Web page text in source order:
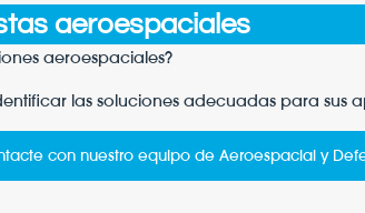
aeroespaciales
aeroespaciales?
las soluciones adecuadas para sus
con nuestro equipo de Aeroespacial y